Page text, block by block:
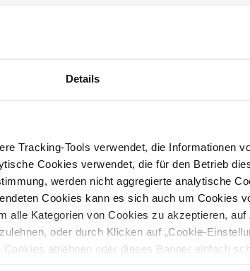
Details
Tracking-Tools verwendet, die Informationen
Cookies verwendet, die für den Betrieb
werden nicht aggregierte analytische
Cookies kann es sich auch um Cookies
alle Kategorien von Cookies zu akzeptieren, auf
oder durch Klicken auf „Cookie-
ablehnen oder dieses Banner einfach